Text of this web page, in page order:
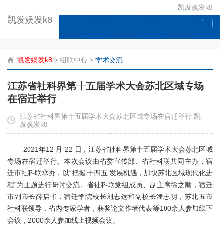
凯发娱发k8
凯发娱发k8
凯发娱发k8 > 组联中心 > 学术交流
江苏省社科界第十五届学术大会苏北区域专场
在宿迁举行
江苏省社科界第十五届学术大会苏北区域专场在宿迁举行-凯
发娱发k8
2021年12 月 22 日，江苏省社科界第十五届学术大会苏北区域
专场在宿迁举行。本次会议由省委宣传部、省社科联共同主办，宿
迁市社科联承办，以“把握‘十四五’发展机遇，加快苏北区域现代化进
程”为主题进行研讨交流。省社科联党组成员、副主席徐之顺，宿迁
市副市长薛启书，宿迁学院校长刘志远和副校长潘志明，苏北五市
社科联领导，省内专家学者，获奖论文作者代表等100余人参加线下
会议，2000余人参加线上视频会议。